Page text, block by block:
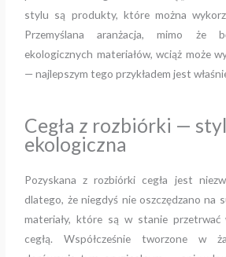
stylu są produkty, które można
Przemyślana aranżacja, mimo że
ekologicznych materiałów, wciąż może
— najlepszym tego przykładem jest
Cegła z rozbiórki —
ekologiczna
Pozyskana z rozbiórki cegła jest
dlatego, że niegdyś nie oszczędzano na
materiały, które są w stanie
cegłą. Współcześnie tworzone w